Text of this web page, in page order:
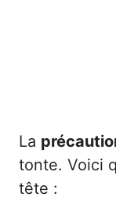
La
tonte. Voici
tête :